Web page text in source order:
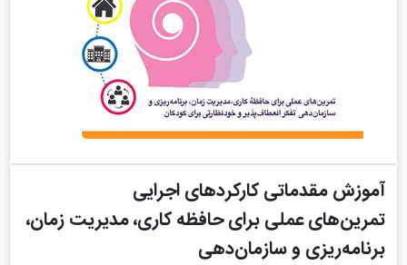
آموزش مقدماتی کارکردهای اجرایی
تمرین‌های عملی برای حافظه ‌کاری، مدیریت زمان،
برنامه‌ریزی و سازمان‌دهی